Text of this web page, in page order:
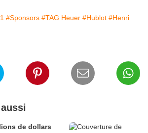
#Sponsors #TAG Heuer #Hublot #Henri
de dollars